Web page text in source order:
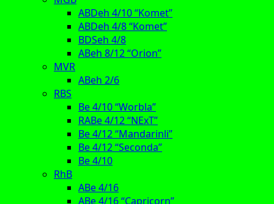
ABDeh 4/10 “Komet”
ABDeh 4/8 “Komet”
BDSeh 4/8
ABeh 8/12 “Orion”
MVR
ABeh 2/6
RBS
Be 4/10 “Worbla”
RABe 4/12 “NExT”
Be 4/12 “Mandarinli”
Be 4/12 “Seconda”
Be 4/10
RhB
ABe 4/16
ABe 4/16 “Capricorn”